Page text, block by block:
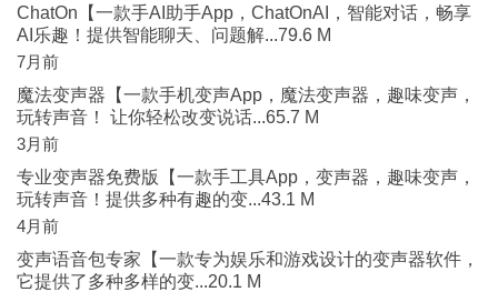
ChatOn【一款手AI助手App，ChatOnAI，智能对话，畅享
AI乐趣！提供智能聊天、问题解...79.6 M
7月前
魔法变声器【一款手机变声App，魔法变声器，趣味变声，
玩转声音！ 让你轻松改变说话...65.7 M
3月前
专业变声器免费版【一款手工具App，变声器，趣味变声，
玩转声音！提供多种有趣的变...43.1 M
4月前
变声语音包专家【一款专为娱乐和游戏设计的变声器软件，
它提供了多种多样的变...20.1 M